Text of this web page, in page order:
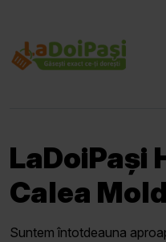
LaDoiPași
Calea
Suntem întotdeauna